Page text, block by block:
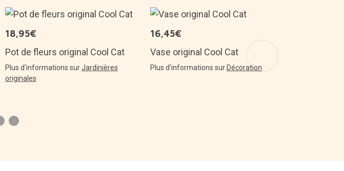
18,95€
Pot de fleurs original Cool Cat
Plus d'informations surJardinières
originales
16,45€
Vase original Cool Cat
Plus d'informations sur Décoration